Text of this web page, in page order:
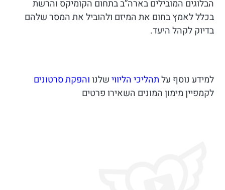
הבלוגים המובילים בארה”ב בתחום הקומיקס והרשת
בכלל לאמץ בחום את המיזם ולהוביל את המסר שלהם
בדיוק לקהל היעד.
למידע נוסף עלתהליכי הליווישלנווהפקת סרטונים
לקמפיין מימון המונים השאירו פרטים